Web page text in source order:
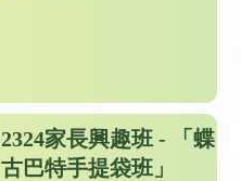
2324家長興趣班 - 「蝶
古巴特手提袋班」